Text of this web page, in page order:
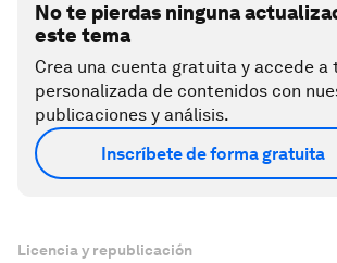
No te pierdas ninguna
este tema
Crea una cuenta gratuita y accede a
personalizada de contenidos con
publicaciones y análisis.
Inscríbete de forma gratuita
Licencia y republicación